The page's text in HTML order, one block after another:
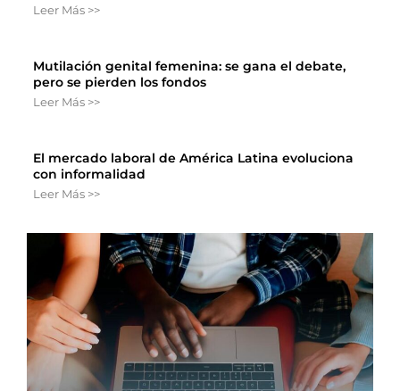
Leer Más >>
Mutilación genital femenina: se gana el debate,
pero se pierden los fondos
Leer Más >>
El mercado laboral de América Latina evoluciona
con informalidad
Leer Más >>